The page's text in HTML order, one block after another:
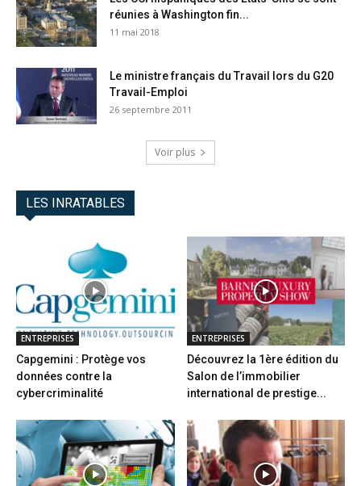
réunies à Washington fin...
11 mai 2018
Le ministre français du Travail lors du G20
Travail-Emploi
26 septembre 2011
Voir plus
LES INRATABLES
ENTREPRISES
Capgemini : Protège vos
données contre la
cybercriminalité
ENTREPRISES
Découvrez la 1ère édition du
Salon de l’immobilier
international de prestige...